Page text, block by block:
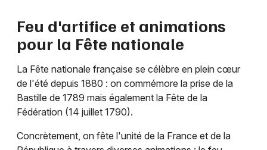
Feu d'artifice et animations
pour la Fête nationale
La Fête nationale française se célèbre en plein cœur
de l'été depuis 1880 : on commémore la prise de la
Bastille de 1789 mais également la Fête de la
Fédération (14 juillet 1790).
Concrètement, on fête l'unité de la France et de la